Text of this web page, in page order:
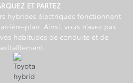
ET PARTEZ
hybrides électriques fonctionnent
plan. Ainsi, vous n’avez pas
habitudes de conduite et de